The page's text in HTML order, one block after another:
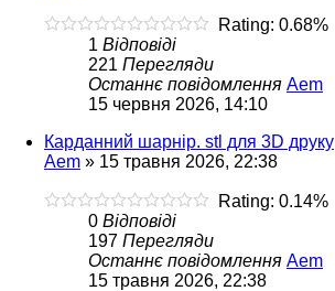
Rating: 0.68%
1 Відповіді
221 Перегляди
Останнє повідомлення Aem
15 червня 2026, 14:10
Карданний шарнір. stl для 3D друку
Aem » 15 травня 2026, 22:38
Rating: 0.14%
0 Відповіді
197 Перегляди
Останнє повідомлення Aem
15 травня 2026, 22:38